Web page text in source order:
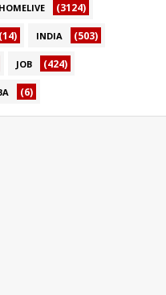
(3124)
(14) INDIA (503)
JOB (424)
(6)